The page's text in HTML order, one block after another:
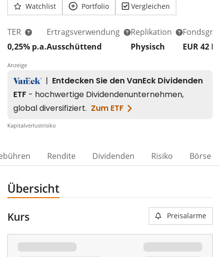
Watchlist Portfolio Vergleichen
TER
0,25% p.a.
Ertragsverwendung
Ausschüttend
Replikation
Physisch
EUR 42
Anzeige
Kapitalverlustrisiko
Rendite Dividenden Risiko Börse
Übersicht
Kurs Preisalarme